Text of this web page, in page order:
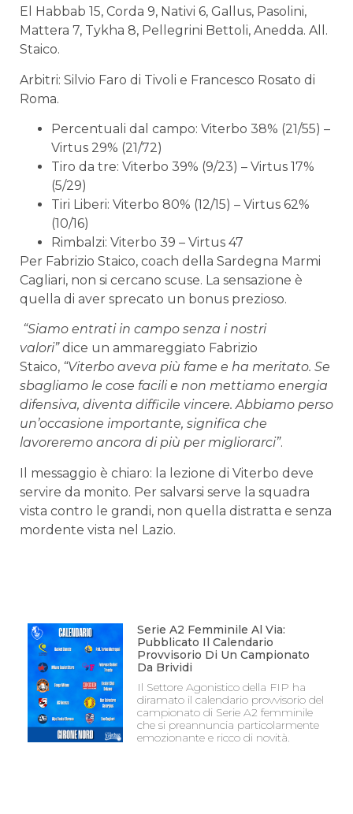
El Habbab 15, Corda 9, Nativi 6, Gallus, Pasolini,
Mattera 7, Tykha 8, Pellegrini Bettoli, Anedda. All.
Staico.
Arbitri: Silvio Faro di Tivoli e Francesco Rosato di
Roma.
Percentuali dal campo: Viterbo 38% (21/55) –
Virtus 29% (21/72)
Tiro da tre: Viterbo 39% (9/23) – Virtus 17%
(5/29)
Tiri Liberi: Viterbo 80% (12/15) – Virtus 62%
(10/16)
Rimbalzi: Viterbo 39 – Virtus 47
Per Fabrizio Staico, coach della Sardegna Marmi
Cagliari, non si cercano scuse. La sensazione è
quella di aver sprecato un bonus prezioso.
“Siamo entrati in campo senza i nostri
valori”dice un ammareggiato Fabrizio
Staico, “Viterbo aveva più fame e ha meritato. Se
sbagliamo le cose facili e non mettiamo energia
difensiva, diventa difficile vincere. Abbiamo perso
un’occasione importante, significa che
lavoreremo ancora di più per migliorarci”.
Il messaggio è chiaro: la lezione di Viterbo deve
servire da monito. Per salvarsi serve la squadra
vista contro le grandi, non quella distratta e senza
mordente vista nel Lazio.
Serie A2 Femminile Al Via:
Pubblicato Il Calendario
Provvisorio Di Un Campionato
Da Brividi
Il Settore Agonistico della FIP ha
diramato il calendario provvisorio del
campionato di Serie A2 femminile
che si preannuncia particolarmente
emozionante e ricco di novità.